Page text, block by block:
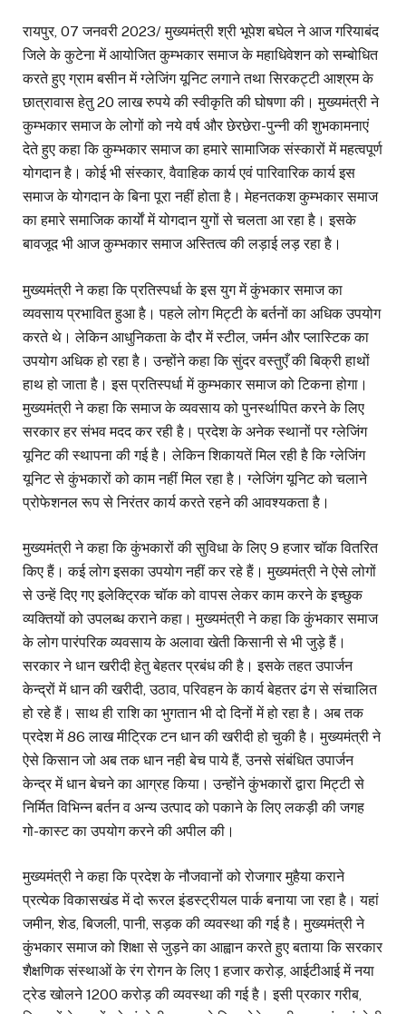
रायपुर, 07 जनवरी 2023/ मुख्यमंत्री श्री भूपेश बघेल ने आज गरियाबंद
जिले के कुटेना में आयोजित कुम्भकार समाज के महाधिवेशन को सम्बोधित
करते हुए ग्राम बसीन में ग्लेजिंग यूनिट लगाने तथा सिरकट्टी आश्रम के
छात्रावास हेतु 20 लाख रुपये की स्वीकृति की घोषणा की। मुख्यमंत्री ने
कुम्भकार समाज के लोगों को नये वर्ष और छेरछेरा-पुन्नी की शुभकामनाएं
देते हुए कहा कि कुम्भकार समाज का हमारे सामाजिक संस्कारों में महत्वपूर्ण
योगदान है। कोई भी संस्कार, वैवाहिक कार्य एवं पारिवारिक कार्य इस
समाज के योगदान के बिना पूरा नहीं होता है। मेहनतकश कुम्भकार समाज
का हमारे समाजिक कार्याें में योगदान युगों से चलता आ रहा है। इसके
बावजूद भी आज कुम्भकार समाज अस्तित्व की लड़ाई लड़ रहा है।
मुख्यमंत्री ने कहा कि प्रतिस्पर्धा के इस युग में कुंभकार समाज का
व्यवसाय प्रभावित हुआ है। पहले लोग मिट्टी के बर्तनों का अधिक उपयोग
करते थे। लेकिन आधुनिकता के दौर में स्टील, जर्मन और प्लास्टिक का
उपयोग अधिक हो रहा है। उन्होंने कहा कि सुंदर वस्तुएँ की बिक्री हाथों
हाथ हो जाता है। इस प्रतिस्पर्धा में कुम्भकार समाज को टिकना होगा।
मुख्यमंत्री ने कहा कि समाज के व्यवसाय को पुनर्स्थापित करने के लिए
सरकार हर संभव मदद कर रही है। प्रदेश के अनेक स्थानों पर ग्लेजिंग
यूनिट की स्थापना की गई है। लेकिन शिकायतें मिल रही है कि ग्लेजिंग
यूनिट से कुंभकारों को काम नहीं मिल रहा है। ग्लेजिंग यूनिट को चलाने
प्रोफेशनल रूप से निरंतर कार्य करते रहने की आवश्यकता है।
मुख्यमंत्री ने कहा कि कुंभकारों की सुविधा के लिए 9 हजार चॉक वितरित
किए हैं। कई लोग इसका उपयोग नहीं कर रहे हैं। मुख्यमंत्री ने ऐसे लोगों
से उन्हें दिए गए इलेक्ट्रिक चॉक को वापस लेकर काम करने के इच्छुक
व्यक्तियों को उपलब्ध कराने कहा। मुख्यमंत्री ने कहा कि कुंभकार समाज
के लोग पारंपरिक व्यवसाय के अलावा खेती किसानी से भी जुड़े हैं।
सरकार ने धान खरीदी हेतु बेहतर प्रबंध की है। इसके तहत उपार्जन
केन्द्रों में धान की खरीदी, उठाव, परिवहन के कार्य बेहतर ढंग से संचालित
हो रहे हैं। साथ ही राशि का भुगतान भी दो दिनों में हो रहा है। अब तक
प्रदेश में 86 लाख मीट्रिक टन धान की खरीदी हो चुकी है। मुख्यमंत्री ने
ऐसे किसान जो अब तक धान नही बेच पाये हैं, उनसे संबंधित उपार्जन
केन्द्र में धान बेचने का आग्रह किया। उन्होंने कुंभकारों द्वारा मिट्टी से
निर्मित विभिन्न बर्तन व अन्य उत्पाद को पकाने के लिए लकड़ी की जगह
गो-कास्ट का उपयोग करने की अपील की।
मुख्यमंत्री ने कहा कि प्रदेश के नौजवानों को रोजगार मुहैया कराने
प्रत्येक विकासखंड में दो रूरल इंडस्ट्रीयल पार्क बनाया जा रहा है। यहां
जमीन, शेड, बिजली, पानी, सड़क की व्यवस्था की गई है। मुख्यमंत्री ने
कुंभकार समाज को शिक्षा से जुड़ने का आह्वान करते हुए बताया कि सरकार
शैक्षणिक संस्थाओं के रंग रोगन के लिए 1 हजार करोड़, आईटीआई में नया
ट्रेड खोलने 1200 करोड़ की व्यवस्था की गई है। इसी प्रकार गरीब,